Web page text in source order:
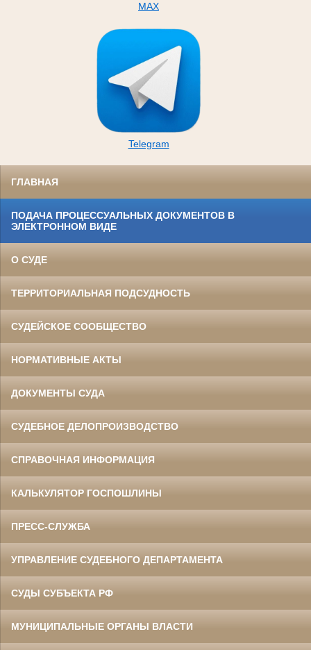
MAX
Telegram
ГЛАВНАЯ
ПОДАЧА ПРОЦЕССУАЛЬНЫХ ДОКУМЕНТОВ В
ЭЛЕКТРОННОМ ВИДЕ
О СУДЕ
ТЕРРИТОРИАЛЬНАЯ ПОДСУДНОСТЬ
СУДЕЙСКОЕ СООБЩЕСТВО
НОРМАТИВНЫЕ АКТЫ
ДОКУМЕНТЫ СУДА
СУДЕБНОЕ ДЕЛОПРОИЗВОДСТВО
СПРАВОЧНАЯ ИНФОРМАЦИЯ
КАЛЬКУЛЯТОР ГОСПОШЛИНЫ
ПРЕСС-СЛУЖБА
УПРАВЛЕНИЕ СУДЕБНОГО ДЕПАРТАМЕНТА
СУДЫ СУБЪЕКТА РФ
МУНИЦИПАЛЬНЫЕ ОРГАНЫ ВЛАСТИ